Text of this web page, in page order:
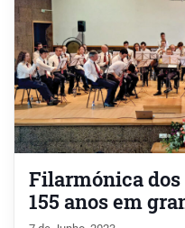
Filarmónica dos
155 anos em